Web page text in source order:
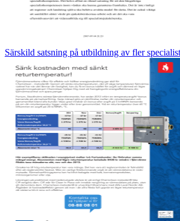
Särskild satsning på utbildning av fler